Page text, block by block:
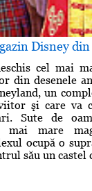
Disney
cel mai
din desenele
un
şi care va
Sute de
mai mare
ocupă o
său un castel